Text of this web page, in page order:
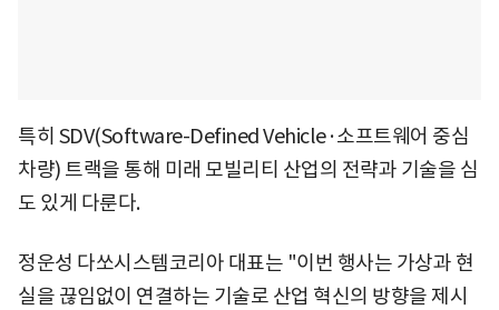
특히 SDV(Software-Defined Vehicle·소프트웨어 중심
차량) 트랙을 통해 미래 모빌리티 산업의 전략과 기술을 심
도 있게 다룬다.
정운성 다쏘시스템코리아 대표는 "이번 행사는 가상과 현
실을 끊임없이 연결하는 기술로 산업 혁신의 방향을 제시